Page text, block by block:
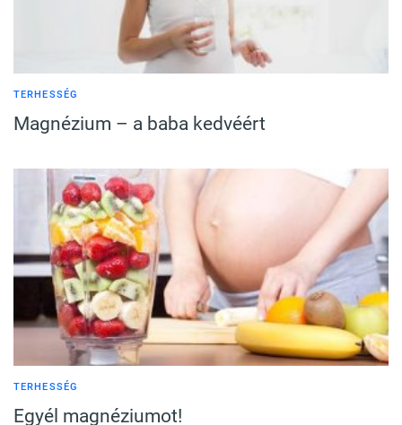
TERHESSÉG
Magnézium – a baba kedvéért
TERHESSÉG
Egyél magnéziumot!